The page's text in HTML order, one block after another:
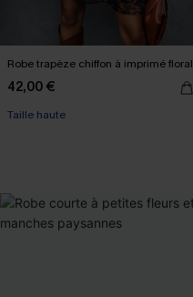
Robe trapèze chiffon à imprimé floral
42,00 €
Taille haute